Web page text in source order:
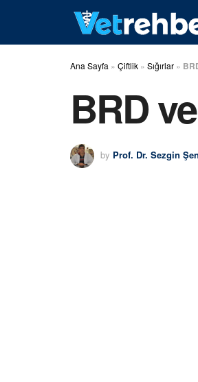
Ana Sayfa » Çiftlik » Sığırlar »
BRD
by Prof. Dr. Sezgin